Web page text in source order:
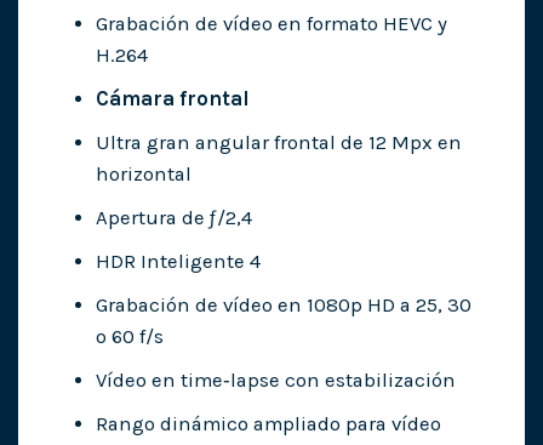
Grabación de vídeo en formato HEVC y
H.264
Cámara frontal
Ultra gran angular frontal de 12 Mpx en
horizontal
Apertura de ƒ/2,4
HDR Inteligente 4
Grabación de vídeo en 1080p HD a 25, 30
o 60 f/s
Vídeo en time‑lapse con estabili­zación
Rango dinámico ampliado para vídeo